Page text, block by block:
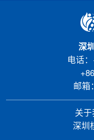
深
电话
邮箱
关于
深圳